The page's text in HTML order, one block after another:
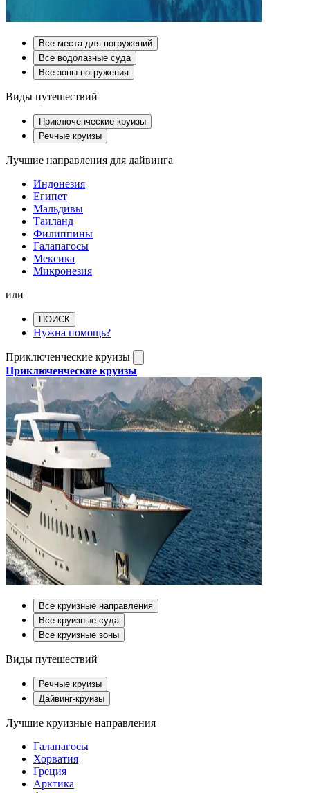
Все места для погружений
Все водолазные суда
Все зоны погружения
Виды путешествий
Приключенческие круизы
Речные круизы
Лучшие направления для дайвинга
Индонезия
Египет
Мальдивы
Таиланд
Филиппины
Галапагосы
Мексика
Микронезия
или
ПОИСК
Нужна помощь?
Приключенческие круизы
Приключенческие круизы
Все круизные направления
Все круизные суда
Все круизные зоны
Виды путешествий
Речные круизы
Дайвинг-круизы
Лучшие круизные направления
Галапагосы
Хорватия
Греция
Арктика